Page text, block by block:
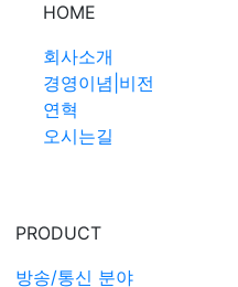
HOME
회사소개
경영이념|비전
연혁
오시는길
PRODUCT
방송/통신 분야